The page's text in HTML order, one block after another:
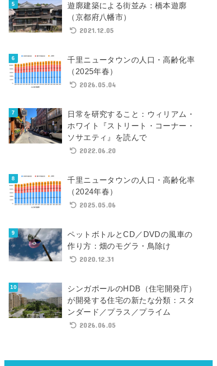
遊廓建築による街並み：橋本遊廓
（京都府八幡市）
2021.12.05
千里ニュータウンの人口・高齢化率
（2025年春）
2026.05.04
日常を研究すること：ウィリアム・
ホワイト『ストリート・コーナー・
ソサエティ』を読んで
2022.06.20
千里ニュータウンの人口・高齢化率
（2024年春）
2025.05.06
ペットボトルとCD／DVDの風車の
作り方：畑のモグラ・鳥除け
2020.12.31
シンガポールのHDB（住宅開発庁）
が開発する住宅の新たな分類：スタ
ンダード／プラス／プライム
2026.06.05